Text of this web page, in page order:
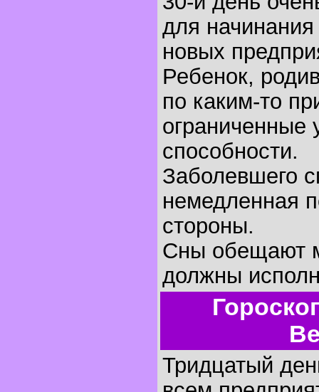
для
новых
Ребенок,
по каким-то
ограниченные
способности.
Заболевшего
немедленная
стороны.
Сны обещают
должны
Тридцатый